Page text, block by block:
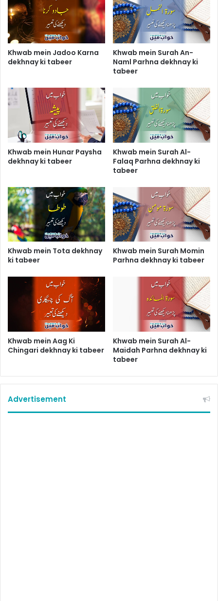
Khwab mein Jadoo Karna
dekhnay ki tabeer
Khwab mein Surah An-
Naml Parhna dekhnay ki
tabeer
Khwab mein Hunar Paysha
dekhnay ki tabeer
Khwab mein Surah Al-
Falaq Parhna dekhnay ki
tabeer
Khwab mein Tota dekhnay
ki tabeer
Khwab mein Surah Momin
Parhna dekhnay ki tabeer
Khwab mein Aag Ki
Chingari dekhnay ki tabeer
Khwab mein Surah Al-
Maidah Parhna dekhnay ki
tabeer
Advertisement